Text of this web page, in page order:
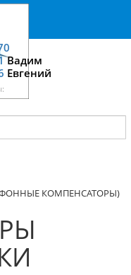
Вадим
Евгений
КОМПЕНСАТОРЫ)